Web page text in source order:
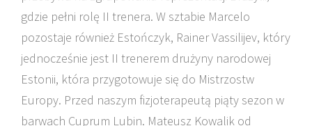
gdzie pełni rolę II trenera. W sztabie Marcelo
pozostaje również Estończyk, Rainer Vassilijev, który
jednocześnie jest II trenerem drużyny narodowej
Estonii, która przygotowuje się do Mistrzostw
Europy. Przed naszym fizjoterapeutą piąty sezon w
barwach Cuprum Lubin. Mateusz Kowalik od